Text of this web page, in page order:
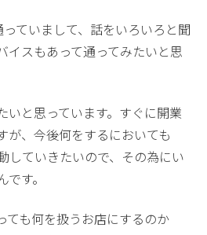
ていまして、話をいろいろと聞
イスもあって通ってみたいと思
いと思っています。すぐに開業
が、今後何をするにおいても
していきたいので、その為にい
す。
ても何を扱うお店にするのか